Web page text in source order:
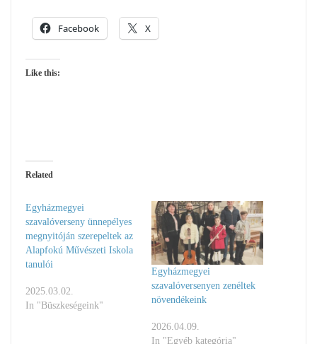
Facebook X
Like this:
Related
Egyházmegyei
szavalóverseny ünnepélyes
megnyitóján szerepeltek az
Alapfokú Művészeti Iskola
tanulói
2025.03.02.
In "Büszkeségeink"
Egyházmegyei
szavalóversenyen zenéltek
növendékeink
2026.04.09.
In "Egyéb kategória"